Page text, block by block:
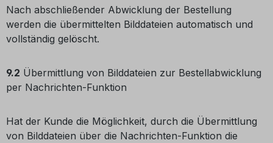
Nach abschließender Abwicklung der Bestellung
werden die übermittelten Bilddateien automatisch und
vollständig gelöscht.
9.2 Übermittlung von Bilddateien zur Bestellabwicklung
per Nachrichten-Funktion
Hat der Kunde die Möglichkeit, durch die Übermittlung
von Bilddateien über die Nachrichten-Funktion die